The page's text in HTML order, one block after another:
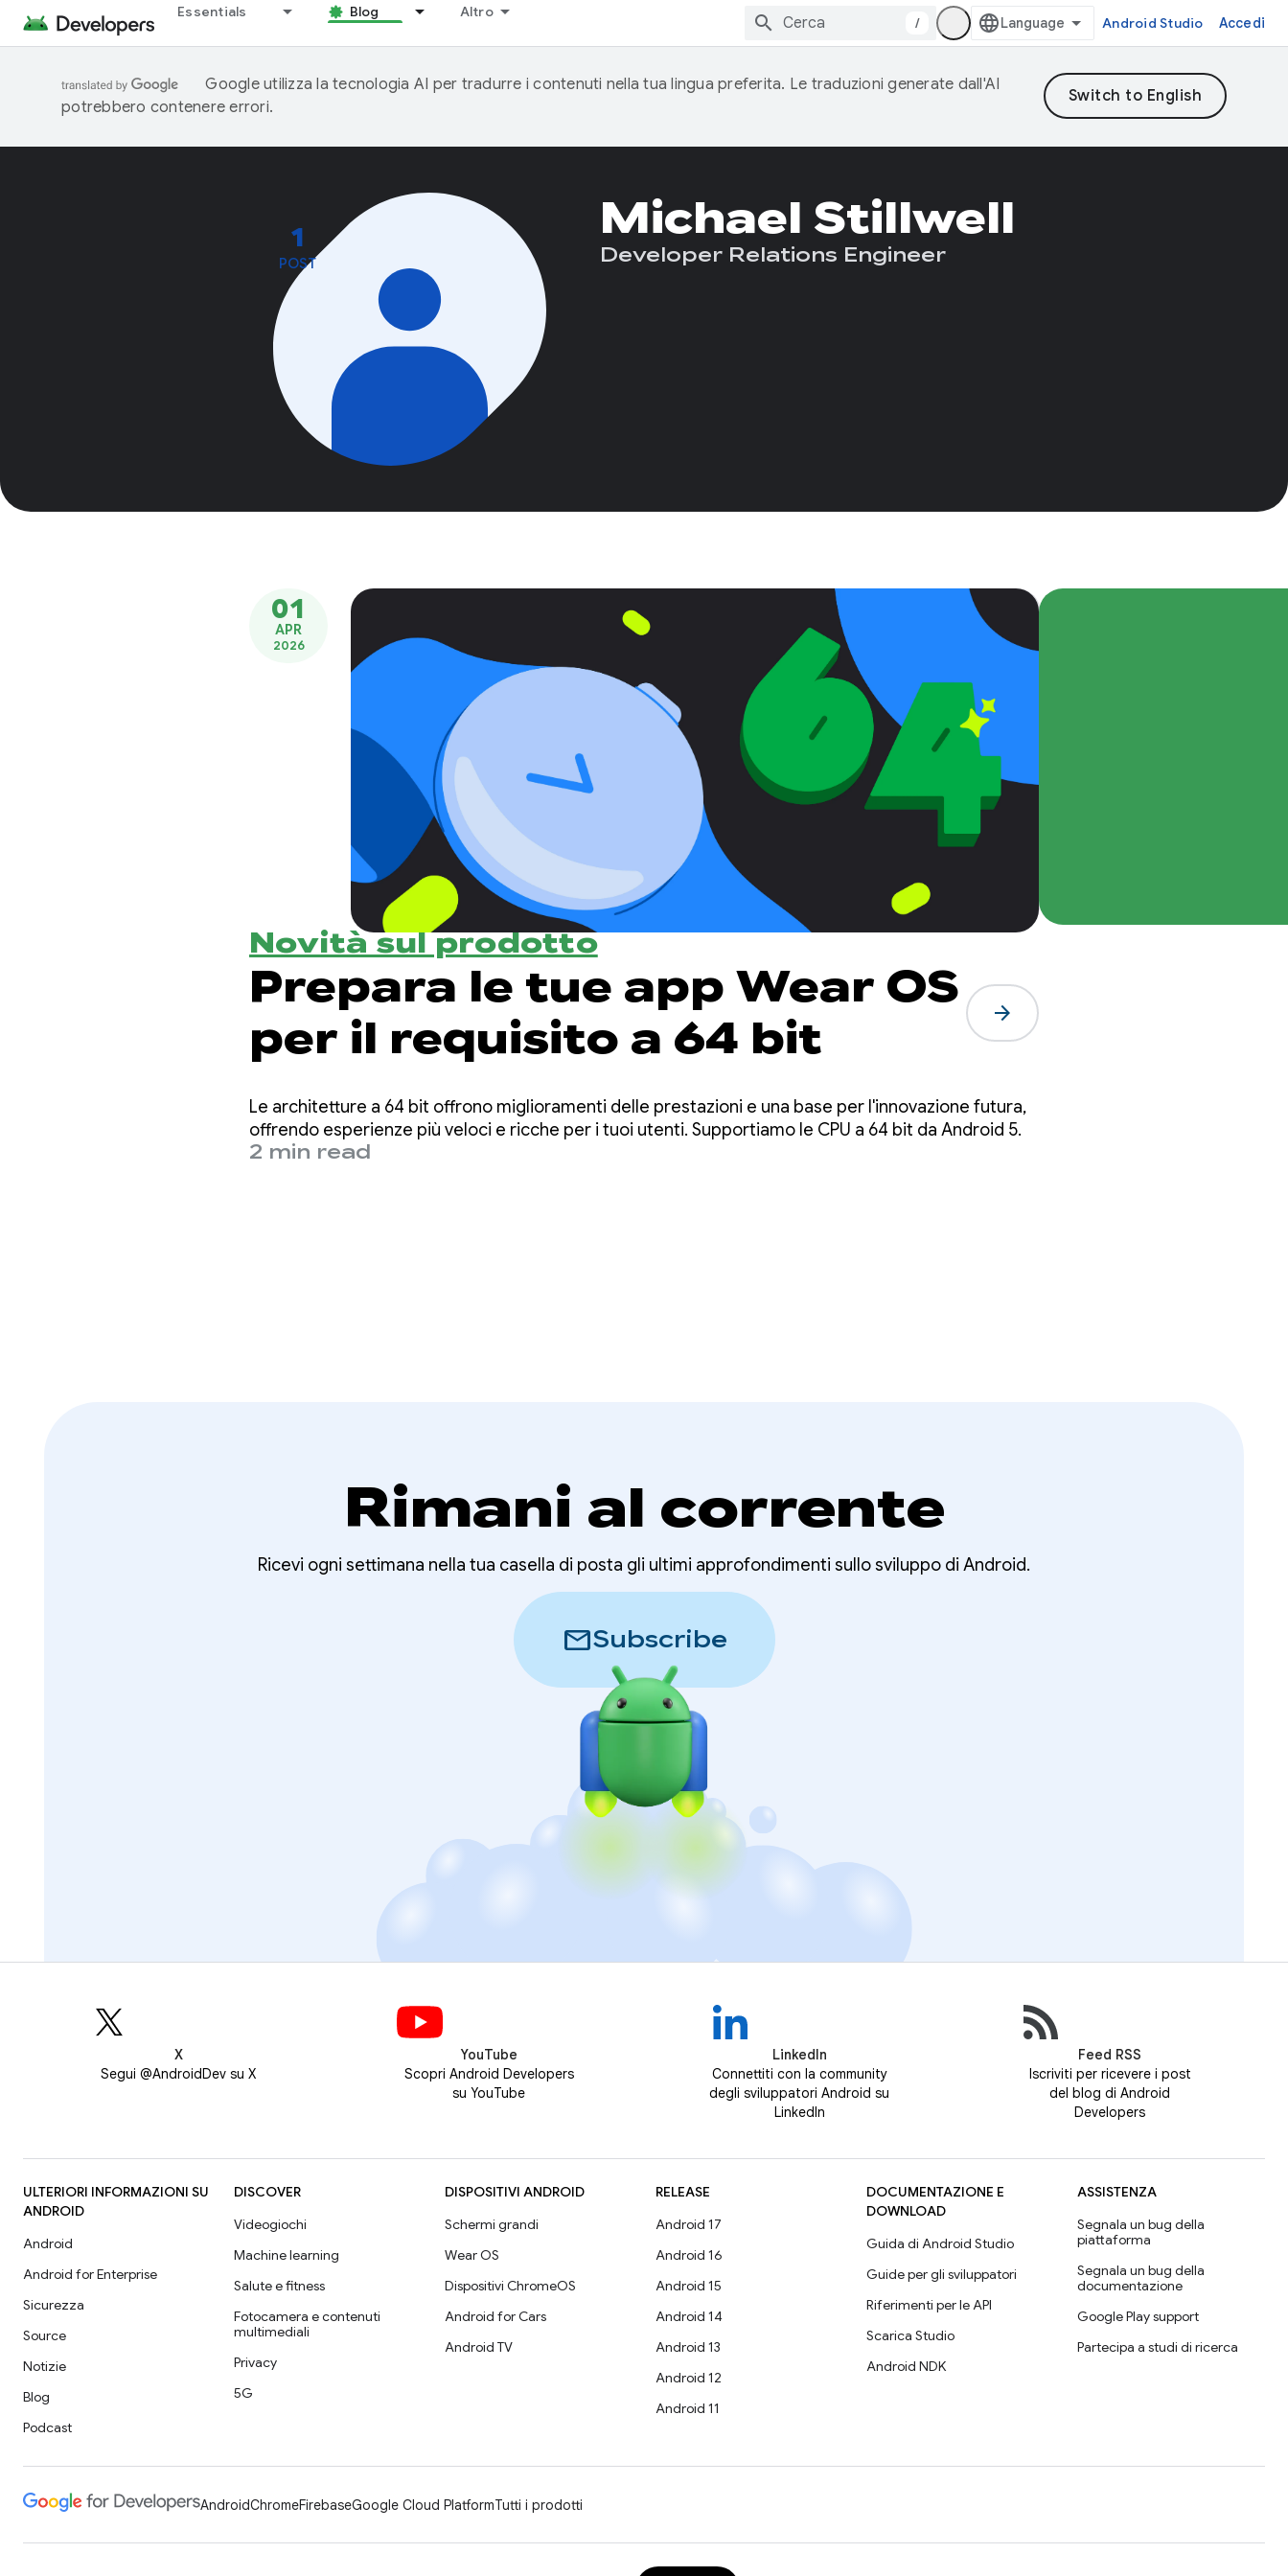
Essentials Blog Altro
/ Android Studio Accedi
Google utilizza la tecnologia AI per tradurre i contenuti nella tua lingua preferita. Le traduzioni generate dall'AI
potrebbero contenere errori.
1
POST
Michael Stillwell
Developer Relations Engineer
01
APR
2026
Novità sul prodotto
Prepara le tue app Wear OS
per il requisito a 64 bit
arrow_forward
Le architetture a 64 bit offrono miglioramenti delle prestazioni e una base per l'innovazione futura,
offrendo esperienze più veloci e ricche per i tuoi utenti. Supportiamo le CPU a 64 bit da Android 5.
2 min read
Rimani al corrente
Ricevi ogni settimana nella tua casella di posta gli ultimi approfondimenti sullo sviluppo di Android.
mailSubscribe
X
Segui @AndroidDev su X
YouTube
Scopri Android Developers
su YouTube
LinkedIn
Connettiti con la community
degli sviluppatori Android su
LinkedIn
Feed RSS
Iscriviti per ricevere i post
del blog di Android
Developers
ULTERIORI INFORMAZIONI SU
ANDROID
Android
Android for Enterprise
Sicurezza
Source
Notizie
Blog
Podcast
DISCOVER
Videogiochi
Machine learning
Salute e fitness
Fotocamera e contenuti
multimediali
Privacy
5G
DISPOSITIVI ANDROID
Schermi grandi
Wear OS
Dispositivi ChromeOS
Android for Cars
Android TV
RELEASE
Android 17
Android 16
Android 15
Android 14
Android 13
Android 12
Android 11
DOCUMENTAZIONE E
DOWNLOAD
Guida di Android Studio
Guide per gli sviluppatori
Riferimenti per le API
Scarica Studio
Android NDK
ASSISTENZA
Segnala un bug della
piattaforma
Segnala un bug della
documentazione
Google Play support
Partecipa a studi di ricerca
AndroidChromeFirebaseGoogle Cloud PlatformTutti i prodotti